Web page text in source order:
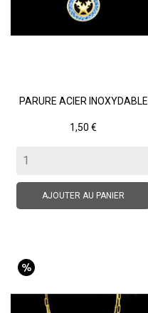
PARURE ACIER INOXYDABLE
Prix
1,50 €
AJOUTER AU PANIER